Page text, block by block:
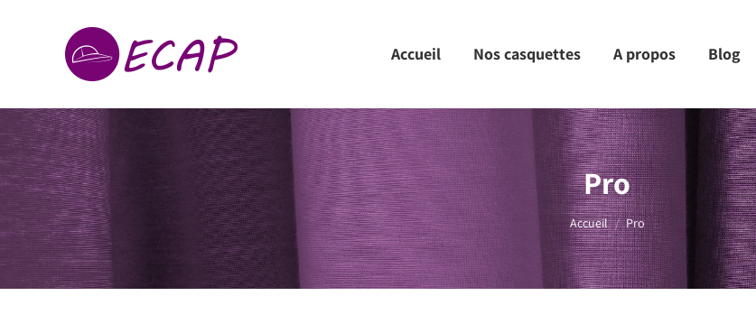
Accueil Nos casquettes A propos Blog
Pro
Vous êtes ici :
Accueil Pro